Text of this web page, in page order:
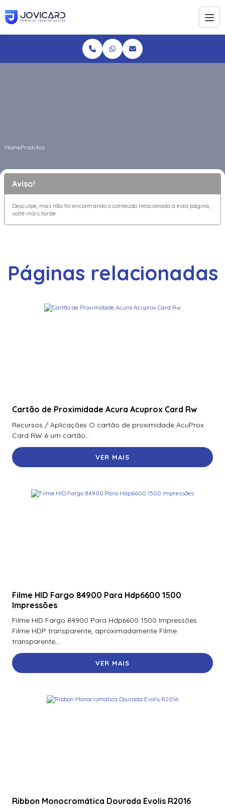
HomeProdutos
Aviso!
Desculpe, mas não foi encontrando o conteúdo relacionado a esta página,
volte mais tarde
Páginas relacionadas
Cartão de Proximidade Acura Acuprox Card Rw
Recursos / Aplicações O cartão de proximidade AcuProx
Card RW é um cartão...
VER MAIS
Filme HID Fargo 84900 Para Hdp6600 1500
Impressões
Filme HID Fargo 84900 Para Hdp6600 1500 Impressões
Filme HDP transparente, aproximadamente Filme
transparente,...
VER MAIS
Ribbon Monocromática Dourada Evolis R2016